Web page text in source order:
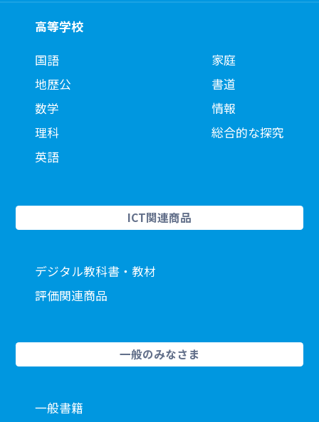
高等学校
国語
地歴公
数学
理科
英語
家庭
書道
情報
総合的な探究
ICT関連商品
デジタル教科書・教材
評価関連商品
一般のみなさま
一般書籍